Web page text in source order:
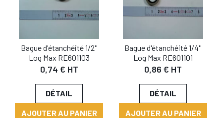
Bague d'étanchéité 1/2''
Log Max RE601103
0,74 € HT
DÉTAIL
AJOUTER AU PANIER
Bague d'étanchéité 1/4''
Log Max RE601101
0,86 € HT
DÉTAIL
AJOUTER AU PANIER